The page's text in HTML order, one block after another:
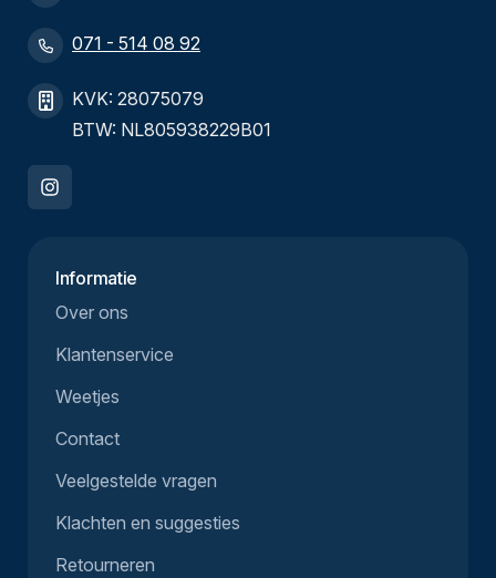
071 - 514 08 92
KVK: 28075079
BTW: NL805938229B01
Informatie
Over ons
Klantenservice
Weetjes
Contact
Veelgestelde vragen
Klachten en suggesties
Retourneren